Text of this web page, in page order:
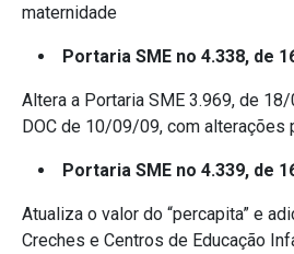
maternidade
Portaria SME no 4.338, de
Altera a Portaria SME 3.969, de
DOC de 10/09/09, com alterações
Portaria SME no 4.339, de
Atualiza o valor do “percapita” e
Creches e Centros de Educação